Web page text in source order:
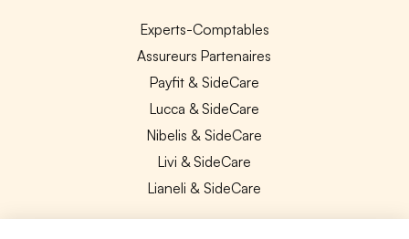
Experts-Comptables
Assureurs Partenaires
Payfit & SideCare
Lucca & SideCare
Nibelis & SideCare
Livi & SideCare
Lianeli & SideCare